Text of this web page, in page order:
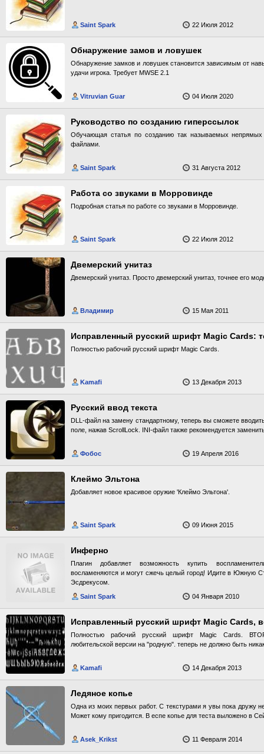
Saint Spark 22 Июля 2012
Обнаружение замов и ловушек
Обнаружение замков и ловушек становится зависимым от
удачи игрока. Требует MWSE 2.1
Vitruvian Guar 04 Июля 2020
Руководство по созданию гиперссылок
Обучающая статья по созданию так называемых
файлами.
Saint Spark 31 Августа 2012
Работа со звуками в Морровинде
Подробная статья по работе со звуками в Морровинде.
Saint Spark 22 Июля 2012
Двемерский унитаз
Двемерский унитаз. Просто двемерский унитаз, точнее его
Владимир 15 Мая 2011
Полностью рабочий русский шрифт Magic Cards.
Kamafi 13 Декабря 2013
Русский ввод текста
DLL-файл на замену стандартному, теперь вы сможете
поле, нажав ScrollLock. INI-файл также рекомендуется
Фобос 19 Апреля 2016
Клеймо Эльтона
Добавляет новое красивое оружие 'Клеймо Эльтона'.
Saint Spark 09 Июня 2015
Инферно
Плагин добавляет возможность купить
восламеняются и могут сжечь целый город! Идите в Южную
Эсдрекусом.
Saint Spark
04 Января 2010
Исправленный русский шрифт Magic Cards,
Полностью рабочий русский шрифт Magic Cards.
любительской версии на "родную". теперь не должно быть
Kamafi 14 Декабря 2013
Ледяное копье
Одна из моих первых работ. С текстурами я увы пока дружу
Может кому пригодится. В еспе копье для теста выложено в
Asek_Krikst 11 Февраля 2014